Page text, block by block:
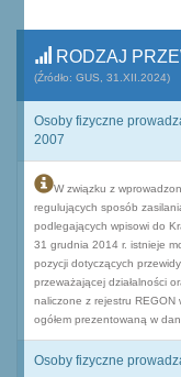
RODZAJ
(Źródło: GUS, 31.XII.2024)
Osoby fizyczne
2007
W związku z
regulujących sposób
podlegających wpisowi do
31 grudnia 2014 r. istnieje
pozycji dotyczących
przeważającej działalności
naliczone z rejestru REGON
ogółem prezentowaną w
Osoby fizyczne